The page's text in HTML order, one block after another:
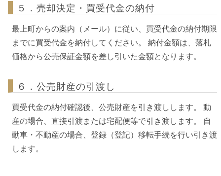
５．売却決定・買受代金の納付
最上町からの案内（メール）に従い、買受代金の納付期限
までに買受代金を納付してください。 納付金額は、落札
価格から公売保証金額を差し引いた金額となります。
６．公売財産の引渡し
買受代金の納付確認後、公売財産を引き渡しします。 動
産の場合、直接引渡または宅配便等で引き渡します。 自
動車・不動産の場合、登録（登記）移転手続を行い引き渡
します。